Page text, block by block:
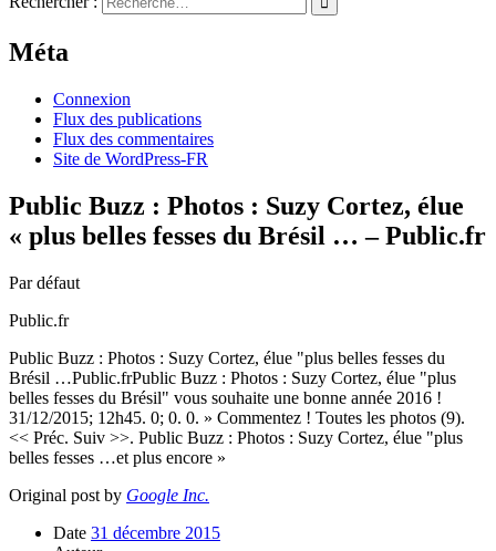
Méta
Connexion
Flux des publications
Flux des commentaires
Site de WordPress-FR
Public Buzz : Photos : Suzy Cortez, élue
« plus belles fesses du Brésil … – Public.fr
Par défaut
Public.fr
Public Buzz : Photos : Suzy Cortez, élue "plus belles fesses du
Brésil …Public.frPublic Buzz : Photos : Suzy Cortez, élue "plus
belles fesses du Brésil" vous souhaite une bonne année 2016 !
31/12/2015; 12h45. 0; 0. 0. » Commentez ! Toutes les photos (9).
<< Préc. Suiv >>. Public Buzz : Photos : Suzy Cortez, élue "plus
belles fesses …et plus encore »
Original post by Google Inc.
Date 31 décembre 2015